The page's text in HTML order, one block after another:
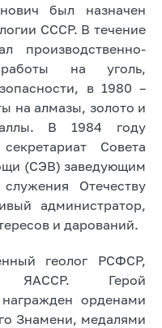
был назначен
СССР. В течение
производственно-
на уголь,
в 1980 –
на алмазы, золото и
В 1984 году
Совета
(СЭВ) заведующим
Отечеству
администратор,
и дарований.
геолог РСФСР,
ЯАССР. Герой
орденами
Знамени, медалями